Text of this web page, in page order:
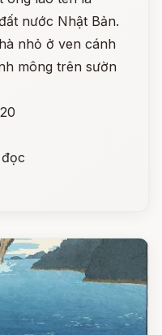
nước Nhật Bản.
nhỏ ở ven cánh
mông trên sườn